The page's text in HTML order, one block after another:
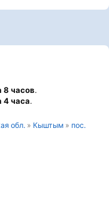
8 часов.
4 часа.
обл. » Кыштым » пос.